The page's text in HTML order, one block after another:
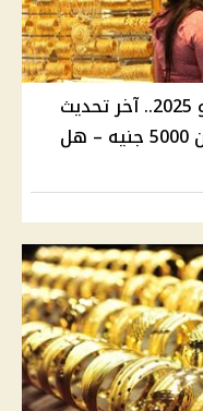
أسعار الذهب اليوم الأربعاء 7 مايو 2025.. آخر تحديث
للمعدن الأصفر وعيار 21 يقترب من 5000 جنيه – هل